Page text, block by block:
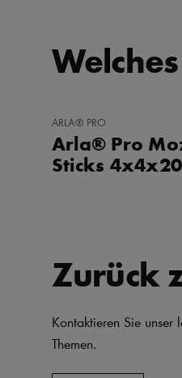
ZU
HINZUFÜGEN
ARLA® PRO
Arla® Pro
Sticks
Zurück
Kontaktieren Sie unser
Themen.